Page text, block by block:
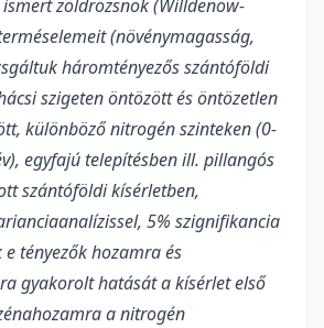
zöldrozsnok (Willdenow-
(növénymagasság,
háromtényezős szántóföldi
szigeten öntözött és öntözetlen
különböző nitrogén szinteken (0-
egyfajú telepítésben ill. pillangós
szántóföldi kísérletben,
5% szignifikancia
tényezők hozamra és
gyakorolt hatását a kísérlet első
a nitrogén